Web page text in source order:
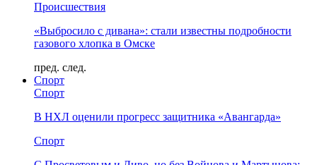
Происшествия
«Выбросило с дивана»: стали известны подробности
газового хлопка в Омске
пред. след.
Спорт
Спорт
В НХЛ оценили прогресс защитника «Авангарда»
Спорт